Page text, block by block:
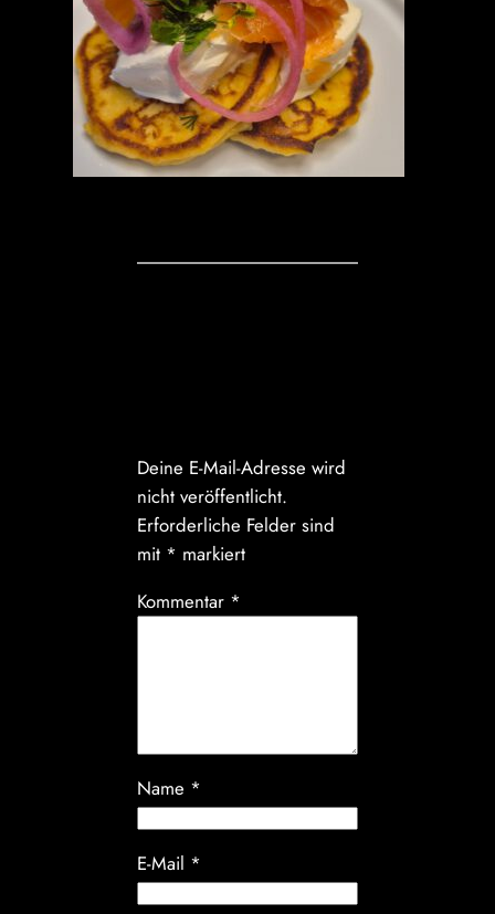
Deine E-Mail-Adresse wird
nicht veröffentlicht.
Erforderliche Felder sind
mit * markiert
Kommentar *
Name *
E-Mail *